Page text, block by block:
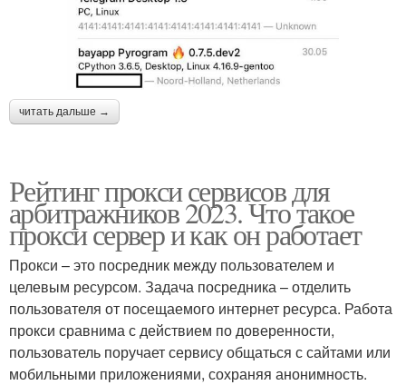
читать дальше →
Рейтинг прокси сервисов для
арбитражников 2023. Что такое
прокси сервер и как он работает
Прокси – это посредник между пользователем и
целевым ресурсом. Задача посредника – отделить
пользователя от посещаемого интернет ресурса. Работа
прокси сравнима с действием по доверенности,
пользователь поручает сервису общаться с сайтами или
мобильными приложениями, сохраняя анонимность.